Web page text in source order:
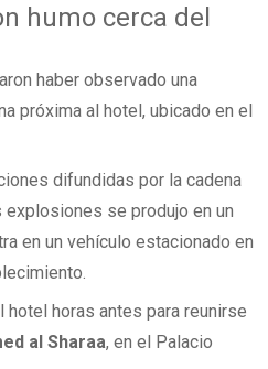
humo cerca del
haber observado una
próxima al hotel, ubicado en el
difundidas por la cadena
explosiones se produjo en un
en un vehículo estacionado en
hotel horas antes para reunirse
al Sharaa, en el Palacio